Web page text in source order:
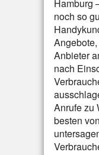
Hamburg
noch so
Anbieter
nach
Anrufe zu
besten